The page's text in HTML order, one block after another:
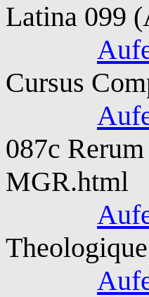
Latina 099
Cursus
087c
MGR.html